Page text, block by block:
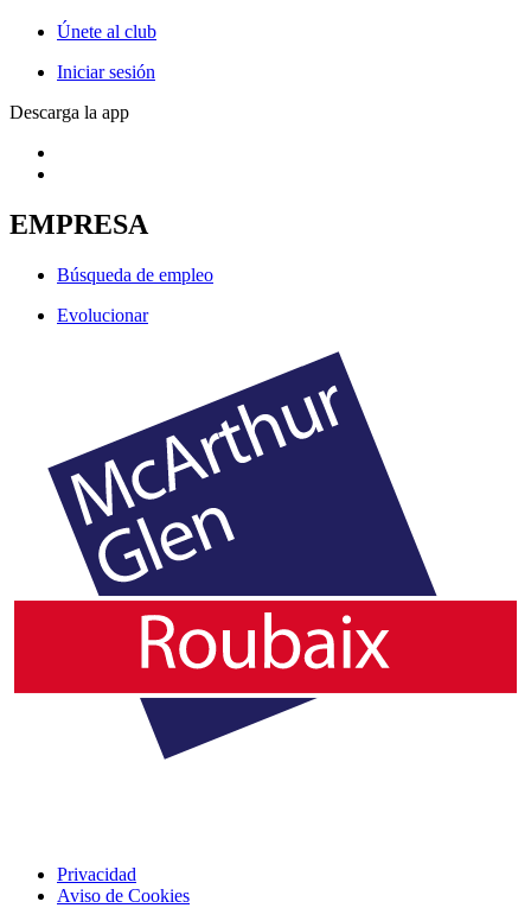
Únete al club
Iniciar sesión
Descarga la app
EMPRESA
Búsqueda de empleo
Evolucionar
Privacidad
Aviso de Cookies